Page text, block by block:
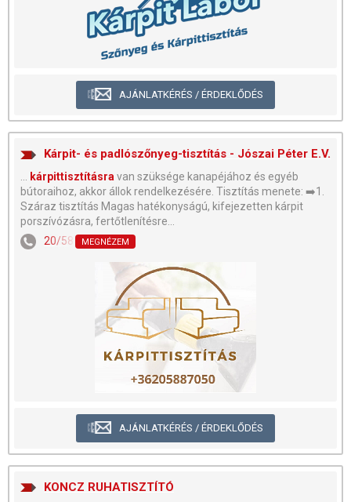
AJÁNLATKÉRÉS / ÉRDEKLŐDÉS
Kárpit- és padlószőnyeg-tisztítás - Jószai Péter E.V.
kárpittisztításra van szüksége kanapéjához és egyéb
bútoraihoz, akkor állok rendelkezésére. Tisztítás menete: ➡️1.
Száraz tisztítás Magas hatékonyságú, kifejezetten kárpit
porszívózásra, fertőtlenítésre...
20/588-7050
MEGNÉZEM
AJÁNLATKÉRÉS / ÉRDEKLŐDÉS
KONCZ RUHATISZTÍTÓ